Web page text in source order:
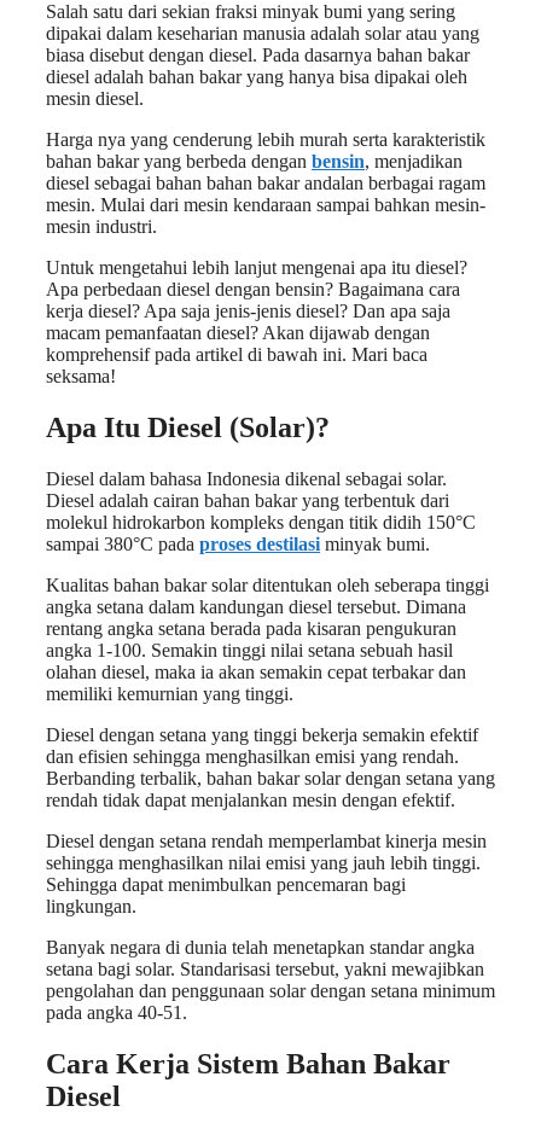
Salah satu dari sekian fraksi minyak bumi yang sering
dipakai dalam keseharian manusia adalah solar atau yang
biasa disebut dengan diesel. Pada dasarnya bahan bakar
diesel adalah bahan bakar yang hanya bisa dipakai oleh
mesin diesel.
Harga nya yang cenderung lebih murah serta karakteristik
bahan bakar yang berbeda dengan bensin, menjadikan
diesel sebagai bahan bahan bakar andalan berbagai ragam
mesin. Mulai dari mesin kendaraan sampai bahkan mesin-
mesin industri.
Untuk mengetahui lebih lanjut mengenai apa itu diesel?
Apa perbedaan diesel dengan bensin? Bagaimana cara
kerja diesel? Apa saja jenis-jenis diesel? Dan apa saja
macam pemanfaatan diesel? Akan dijawab dengan
komprehensif pada artikel di bawah ini. Mari baca
seksama!
Apa Itu Diesel (Solar)?
Diesel dalam bahasa Indonesia dikenal sebagai solar.
Diesel adalah cairan bahan bakar yang terbentuk dari
molekul hidrokarbon kompleks dengan titik didih 150°C
sampai 380°C pada proses destilasi minyak bumi.
Kualitas bahan bakar solar ditentukan oleh seberapa tinggi
angka setana dalam kandungan diesel tersebut. Dimana
rentang angka setana berada pada kisaran pengukuran
angka 1-100. Semakin tinggi nilai setana sebuah hasil
olahan diesel, maka ia akan semakin cepat terbakar dan
memiliki kemurnian yang tinggi.
Diesel dengan setana yang tinggi bekerja semakin efektif
dan efisien sehingga menghasilkan emisi yang rendah.
Berbanding terbalik, bahan bakar solar dengan setana yang
rendah tidak dapat menjalankan mesin dengan efektif.
Diesel dengan setana rendah memperlambat kinerja mesin
sehingga menghasilkan nilai emisi yang jauh lebih tinggi.
Sehingga dapat menimbulkan pencemaran bagi
lingkungan.
Banyak negara di dunia telah menetapkan standar angka
setana bagi solar. Standarisasi tersebut, yakni mewajibkan
pengolahan dan penggunaan solar dengan setana minimum
pada angka 40-51.
Cara Kerja Sistem Bahan Bakar
Diesel